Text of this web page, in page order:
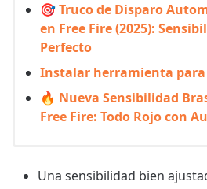
🎯 Truco de Disparo
en Free Fire (2025):
Perfecto
Instalar herramienta para
🔥 Nueva Sensibilidad
Free Fire: Todo Rojo con
Una sensibilidad bien